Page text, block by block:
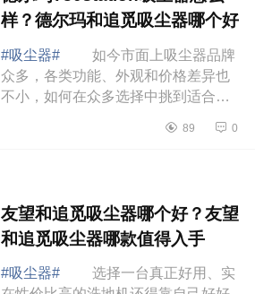
样？德尔玛和追觅吸尘器哪个好
#吸尘器#
如今市面上吸尘器品牌
众多，各类功能、外观和价格差异也
不小，如何在众多选择中挑到适合自
家介绍下德尔玛T30station吸尘器怎
89 0
友望和追觅吸尘器哪个好？友望
和追觅吸尘器哪款值得入手
#吸尘器#
选择一台真正好用、实